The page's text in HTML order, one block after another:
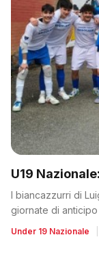
U19
I biancazzurri di
giornate di anticipo
Under 19 Nazionale